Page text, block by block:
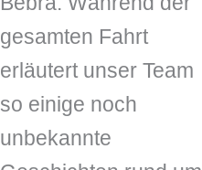
gesamten Fahrt
erläutert unser Team
so einige noch
unbekannte